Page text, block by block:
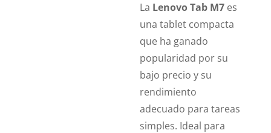
La Lenovo Tab M7 es
una tablet compacta
que ha ganado
popularidad por su
bajo precio y su
rendimiento
adecuado para tareas
simples. Ideal para